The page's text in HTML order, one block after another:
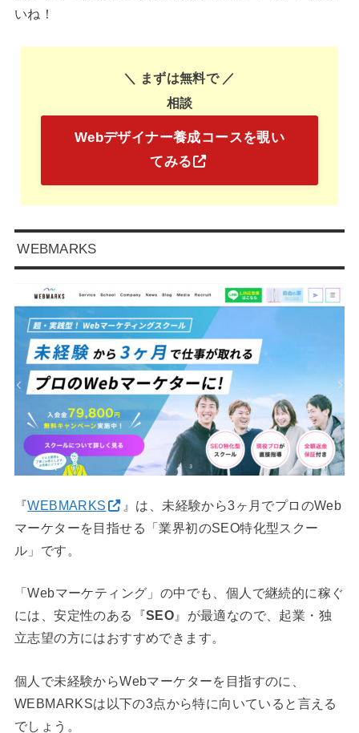
いね！
＼ まずは無料で ／
相談
Webデザイナー養成コースを覗い
てみる
WEBMARKS
『WEBMARKS
』は、未経験から3ヶ月でプロのWeb
マーケターを目指せる「業界初のSEO特化型スクー
ル」です。
「Webマーケティング」の中でも、個人で継続的に稼ぐ
には、安定性のある『SEO 』が最適なので、起業・独
立志望の方にはおすすめできます。
個人で未経験からWebマーケターを目指すのに、
WEBMARKSは以下の3点から特に向いていると言える
でしょう。